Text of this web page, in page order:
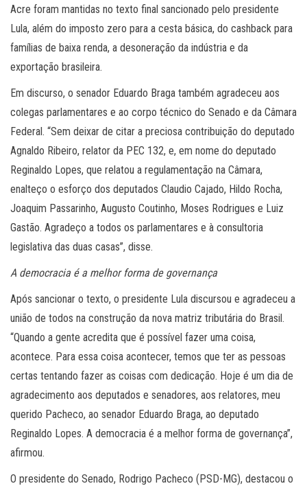
Acre foram mantidas no texto final sancionado pelo presidente
Lula, além do imposto zero para a cesta básica, do cashback para
famílias de baixa renda, a desoneração da indústria e da
exportação brasileira.
Em discurso, o senador Eduardo Braga também agradeceu aos
colegas parlamentares e ao corpo técnico do Senado e da Câmara
Federal. “Sem deixar de citar a preciosa contribuição do deputado
Agnaldo Ribeiro, relator da PEC 132, e, em nome do deputado
Reginaldo Lopes, que relatou a regulamentação na Câmara,
enalteço o esforço dos deputados Claudio Cajado, Hildo Rocha,
Joaquim Passarinho, Augusto Coutinho, Moses Rodrigues e Luiz
Gastão. Agradeço a todos os parlamentares e à consultoria
legislativa das duas casas”, disse.
A democracia é a melhor forma de governança
Após sancionar o texto, o presidente Lula discursou e agradeceu a
união de todos na construção da nova matriz tributária do Brasil.
“Quando a gente acredita que é possível fazer uma coisa,
acontece. Para essa coisa acontecer, temos que ter as pessoas
certas tentando fazer as coisas com dedicação. Hoje é um dia de
agradecimento aos deputados e senadores, aos relatores, meu
querido Pacheco, ao senador Eduardo Braga, ao deputado
Reginaldo Lopes. A democracia é a melhor forma de governança”,
afirmou.
O presidente do Senado, Rodrigo Pacheco (PSD-MG), destacou o